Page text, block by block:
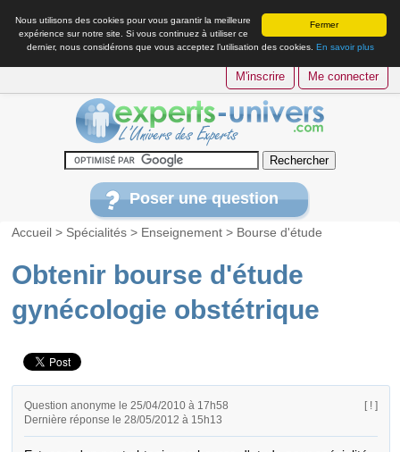
Fermer
Nous utilisons des cookies pour vous garantir la meilleure
expérience sur notre site. Si vous continuez à utiliser ce
dernier, nous considérons que vous acceptez l’utilisation des cookies. En savoir plus
M'inscrire Me connecter
Poser une question
Accueil > Spécialités > Enseignement > Bourse d'étude
Obtenir bourse d'étude
gynécologie obstétrique
Question anonyme le 25/04/2010 à 17h58
Dernière réponse le 28/05/2012 à 15h13
[ ! ]